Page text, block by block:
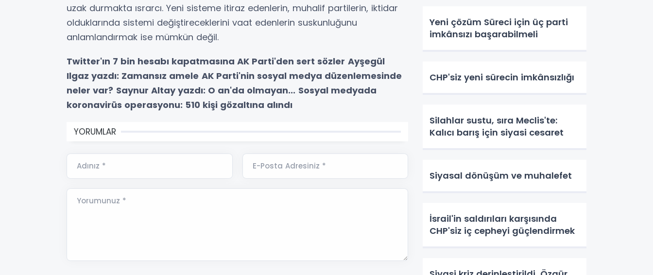
uzak durmakta ısrarcı. Yeni sisteme itiraz edenlerin, muhalif partilerin, iktidar
olduklarında sistemi değiştireceklerini vaat edenlerin suskunluğunu
anlamlandırmak ise mümkün değil.
Twitter'ın 7 bin hesabı kapatmasına AK Parti'den sert sözler Ayşegül
Ilgaz yazdı: Zamansız amele AK Parti'nin sosyal medya düzenlemesinde
neler var? Saynur Altay yazdı: O an'da olmayan... Sosyal medyada
koronavirüs operasyonu: 510 kişi gözaltına alındı
YORUMLAR
Adınız * E-Posta Adresiniz *
Yorumunuz *
Yeni çözüm Süreci için üç parti
imkânsızı başarabilmeli
CHP'siz yeni sürecin imkânsızlığı
Silahlar sustu, sıra Meclis'te:
Kalıcı barış için siyasi cesaret
Siyasal dönüşüm ve muhalefet
İsrail'in saldırıları karşısında
CHP'siz iç cepheyi güçlendirmek